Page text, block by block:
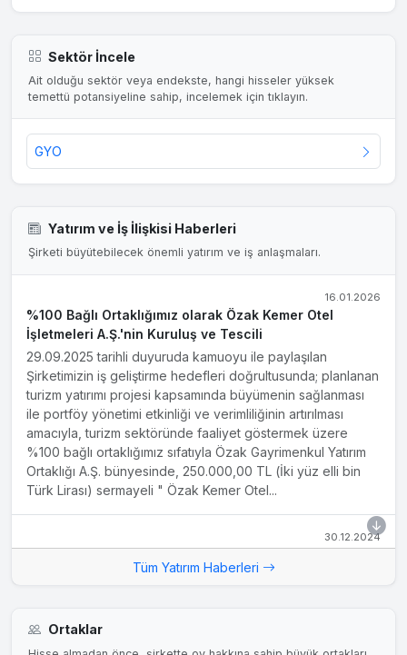
Sektör İncele
Ait olduğu sektör veya endekste, hangi hisseler yüksek
temettü potansiyeline sahip, incelemek için tıklayın.
GYO
Yatırım ve İş İlişkisi Haberleri
Şirketi büyütebilecek önemli yatırım ve iş anlaşmaları.
16.01.2026
%100 Bağlı Ortaklığımız olarak Özak Kemer Otel
İşletmeleri A.Ş.'nin Kuruluş ve Tescili
29.09.2025 tarihli duyuruda kamuoyu ile paylaşılan
Şirketimizin iş geliştirme hedefleri doğrultusunda; planlanan
turizm yatırımı projesi kapsamında büyümenin sağlanması
ile portföy yönetimi etkinliği ve verimliliğinin artırılması
amacıyla, turizm sektöründe faaliyet göstermek üzere
%100 bağlı ortaklığımız sıfatıyla Özak Gayrimenkul Yatırım
Ortaklığı A.Ş. bünyesinde, 250.000,00 TL (İki yüz elli bin
Türk Lirası) sermayeli " Özak Kemer Otel...
30.12.2024
Özak Gayrimenkul Yatırım Ortaklığı A.Ş.'nin (Özak GYO)
Otelcilik A.Ş. (Ela Hospitality) olarak değiştirmiştir. Yeditepe
Tüm Yatırım Haberleri
Ortaklar